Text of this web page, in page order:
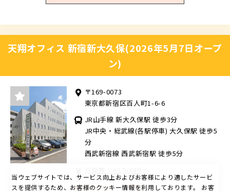
天翔オフィス 新宿新大久保(2026年5月7日オープ
ン)
〒169-0073
東京都新宿区百人町1-6-6
JR山手線 新大久保駅 徒歩3分
JR中央・総武線(各駅停車) 大久保駅 徒歩5
分
西武新宿線 西武新宿駅 徒歩5分
キャンペーン情報
当ウェブサイトでは、サービス向上およびお客様により適したサービ
スを提供するため、お客様のクッキー情報を利用しております。
お客